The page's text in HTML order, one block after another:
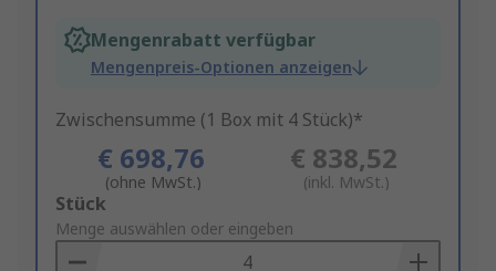
Mengenrabatt verfügbar
Mengenpreis-Optionen anzeigen
Zwischensumme (1 Box mit 4 Stück)*
€ 698,76
(ohne MwSt.)
€ 838,52
(inkl. MwSt.)
Add
to
Basket
Stück
Menge auswählen oder eingeben